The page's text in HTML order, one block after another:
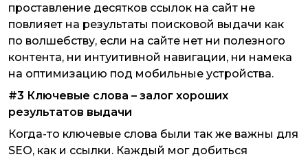
проставление десятков ссылок на сайт не
повлияет на результаты поисковой выдачи как
по волшебству, если на сайте нет ни полезного
контента, ни интуитивной навигации, ни намека
на оптимизацию под мобильные устройства.
#3 Ключевые слова – залог хороших
результатов выдачи
Когда-то ключевые слова были так же важны для
SEO, как и ссылки. Каждый мог добиться